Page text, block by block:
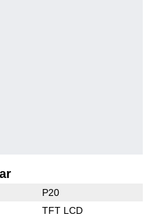
P20
TFT LCD